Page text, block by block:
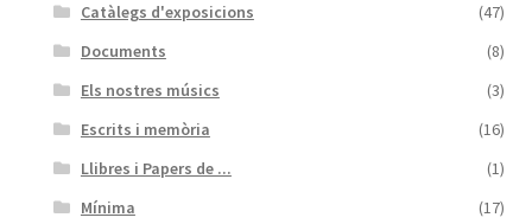
Catàlegs d'exposicions
(47)
Documents
(8)
Els nostres músics
(3)
Escrits i memòria
(16)
Llibres i Papers de ...
(1)
Mínima
(17)